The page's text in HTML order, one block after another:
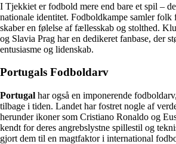
I Tjekkiet er fodbold mere end bare et spil –
nationale identitet. Fodboldkampe samler folk
skaber en følelse af fællesskab og stolthed.
og Slavia Prag har en dedikeret fanbase, der
entusiasme og lidenskab.
Portugals Fodboldarv
Portugal har også en imponerende
tilbage i tiden. Landet har fostret nogle af
herunder ikoner som Cristiano Ronaldo og
kendt for deres angrebslystne spillestil og
gjort dem til en magtfaktor i international